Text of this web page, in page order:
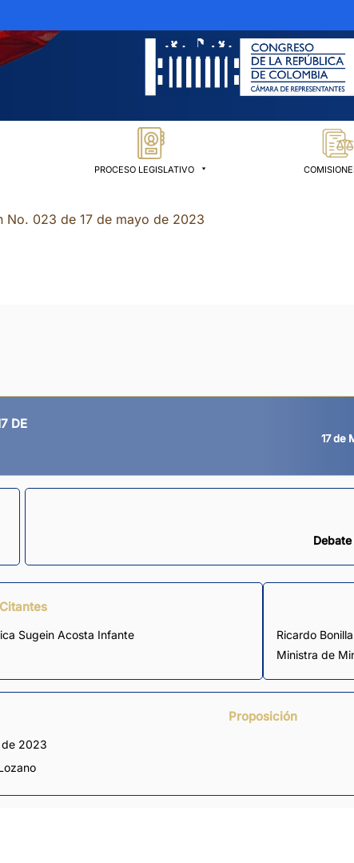
PROCESO LEGISLATIVO
No. 023 de 17 de mayo de 2023
DE
17 de
Citantes
Sugein Acosta Infante
Ricardo
Ministra de
Proposición
de 2023